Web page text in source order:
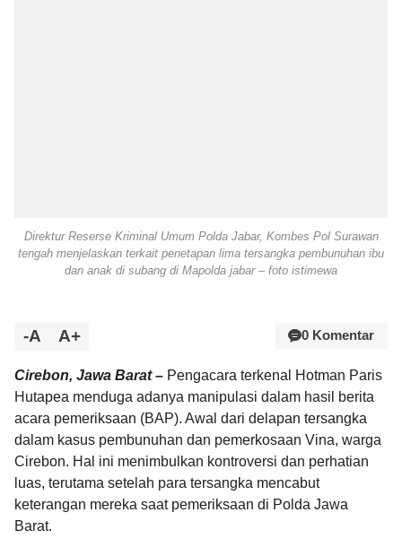
Direktur Reserse Kriminal Umum Polda Jabar, Kombes Pol Surawan
tengah menjelaskan terkait penetapan lima tersangka pembunuhan ibu
dan anak di subang di Mapolda jabar – foto istimewa
-A A+ 0 Komentar
Cirebon, Jawa Barat – Pengacara terkenal Hotman Paris
Hutapea menduga adanya manipulasi dalam hasil berita
acara pemeriksaan (BAP). Awal dari delapan tersangka
dalam kasus pembunuhan dan pemerkosaan Vina, warga
Cirebon. Hal ini menimbulkan kontroversi dan perhatian
luas, terutama setelah para tersangka mencabut
keterangan mereka saat pemeriksaan di Polda Jawa
Barat.